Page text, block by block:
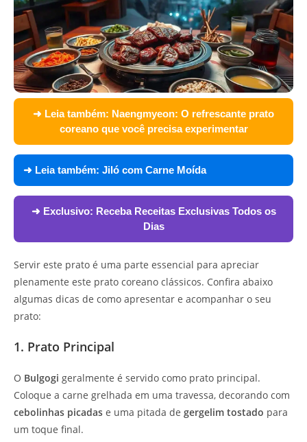
➜ Leia também: Naengmyeon: O refrescante prato
coreano que você precisa experimentar
➜ Leia também: Jiló com Carne Moída
➜ Exclusivo: Receba Receitas Exclusivas Todos os
Dias
Servir este prato é uma parte essencial para apreciar
plenamente este prato coreano clássicos. Confira abaixo
algumas dicas de como apresentar e acompanhar o seu
prato:
1. Prato Principal
O Bulgogi geralmente é servido como prato principal.
Coloque a carne grelhada em uma travessa, decorando com
cebolinhas picadas e uma pitada de gergelim tostado para
um toque final.